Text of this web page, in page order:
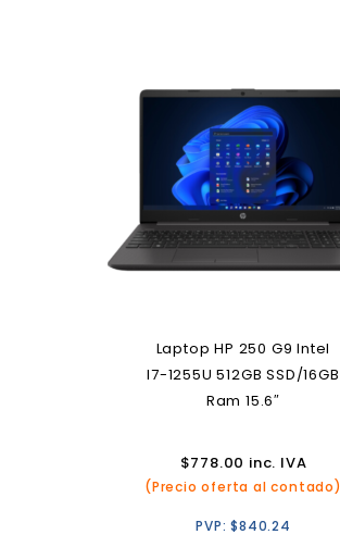
Laptop HP 250 G9 Intel
I7-1255U 512GB SSD/16GB
Ram 15.6″
$778.00 inc. IVA
(Precio oferta al contado)
PVP:$840.24